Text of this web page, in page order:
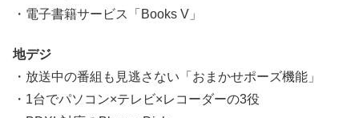
・電子書籍サービス「Books V」
地デジ
・放送中の番組も見逃さない「おまかせポーズ機能」
・1台でパソコン×テレビ×レコーダーの3役